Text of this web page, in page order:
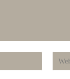
Enter
your